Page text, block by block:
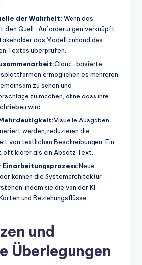
der Wahrheit: Wenn das
den Quell-Anforderungen verknüpft
das Modell anhand des
Textes überprüfen.
Cloud-basierte
ermöglichen es mehreren
zu sehen und
zu machen, ohne dass ihre
wird.
Visuelle Ausgaben,
werden, reduzieren die
von textlichen Beschreibungen. Ein
oft klarer als ein Absatz Text.
Einarbeitungsprozess:Neue
können die Systemarchitektur
indem sie die von der KI
und Beziehungsflüsse
und
Überlegungen